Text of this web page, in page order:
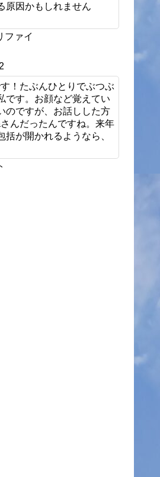
原因かもしれません
ファイ
！たぶんひとりでぶつぶ
です。お顔など覚えてい
のですが、お話しした方
んだったんですね。来年
括が開かれるようなら、